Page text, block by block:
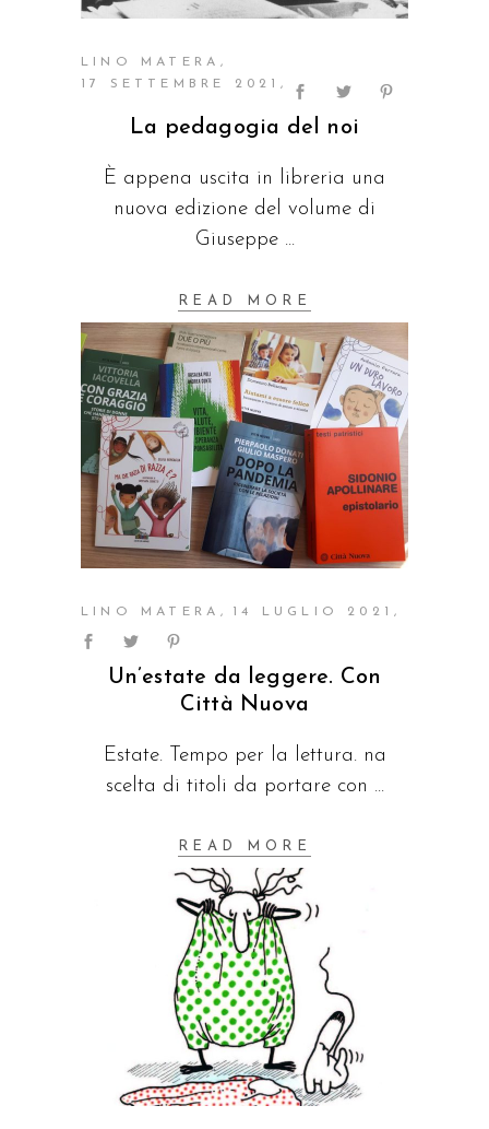
LINO MATERA
17 SETTEMBRE 2021
La pedagogia del noi
È appena uscita in libreria una
nuova edizione del volume di
Giuseppe
READ MORE
LINO MATERA 14 LUGLIO 2021
Un’estate da leggere. Con
Città Nuova
Estate. Tempo per la lettura. na
scelta di titoli da portare con
READ MORE